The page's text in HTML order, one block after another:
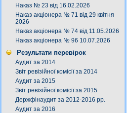
Наказ № 23 від 16.02.2026
Наказ акціонера № 71 від 29 квітня
2026
Наказ акціонера № 74 від 11.05.2026
Наказ акціонера № 96 10.07.2026
Результати перевірок
Аудит за 2014
Звіт ревізійної комісії за 2014
Аудит за 2015
Звіт ревізійної комісії за 2015
Держфінаудит за 2012-2016 рр.
Аудит за 2016